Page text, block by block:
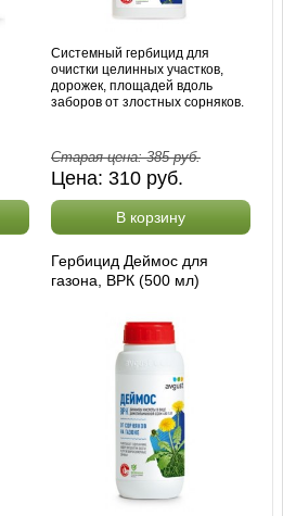
Системный гербицид для
очистки целинных участков,
дорожек, площадей вдоль
заборов от злостных сорняков.
Старая цена:385руб.
Цена: 310 руб.
В корзину
Гербицид Деймос для
газона, ВРК (500 мл)